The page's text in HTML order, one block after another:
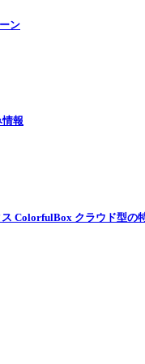
ン
報
ColorfulBox クラウド型の